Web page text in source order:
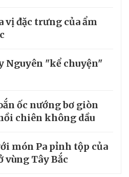
vị đặc trưng của ẩm
Nguyên "kể chuyện"
ốc nướng bơ giòn
chiên không dầu
món Pa pỉnh tộp của
vùng Tây Bắc